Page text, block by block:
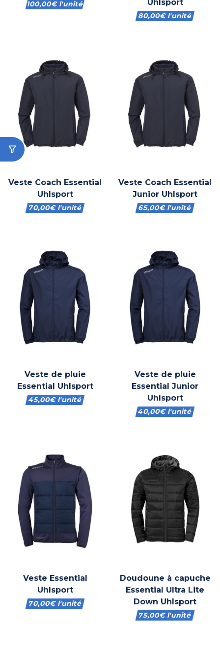
100,00€l'unité Uhlsport
80,00€l'unité
Veste Coach Essential
Uhlsport
70,00€l'unité
Veste Coach Essential
Junior Uhlsport
65,00€l'unité
Veste de pluie
Essential Uhlsport
45,00€l'unité
Veste de pluie
Essential Junior
Uhlsport
40,00€l'unité
Veste Essential
Uhlsport
70,00€l'unité
Doudoune à capuche
Essential Ultra Lite
Down Uhlsport
75,00€l'unité